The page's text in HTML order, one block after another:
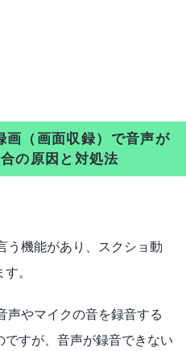
（画面収録）で音声が
の原因と対処法
う機能があり、スクショ動
。
声やマイクの音を録音する
すが、音声が録音できない